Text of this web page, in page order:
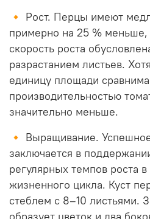
🔸 Рост. Перцы имеют
примерно на 25 %
скорость роста
разрастанием листьев.
единицу площади
производительностью
значительно меньше.
🔸 Выращивание.
заключается в
регулярных темпов роста в
жизненного цикла. Куст
стеблем с 8–10 листьями.